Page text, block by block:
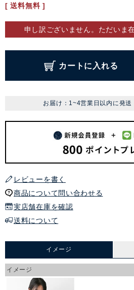
送料無料
申し訳ございません。ただいま
カートに入れる
お届け：1~4営業日以内に発送
レビューを書く
商品について問い合わせる
実店舗在庫を確認
送料について
イメージ
イメージ